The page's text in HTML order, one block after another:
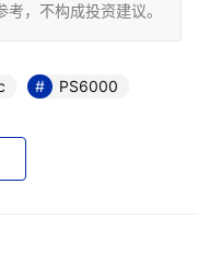
，不构成投资建议。
PS6000